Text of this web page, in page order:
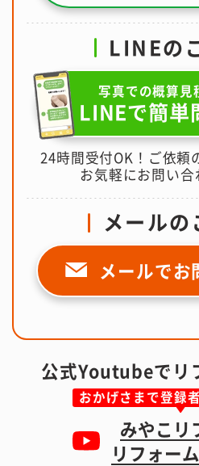
LINEの
写真での概算見
LINEで簡単
24時間受付OK！ご依頼
お気軽にお問い
メールの
メールでお
公式Youtubeでリ
おかげさまで登録
みやこリ
リフォー